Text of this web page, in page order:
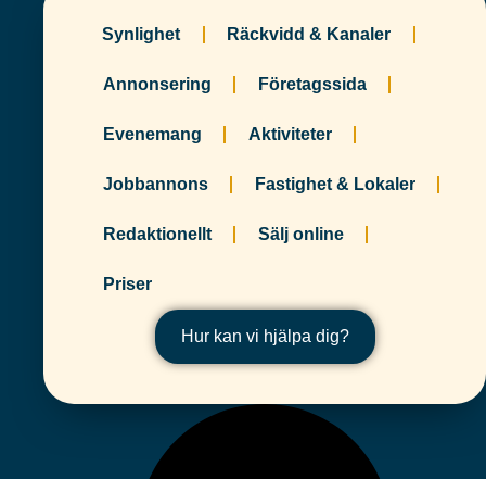
Synlighet Räckvidd & Kanaler
Annonsering Företagssida
Evenemang Aktiviteter
Jobbannons Fastighet & Lokaler
Redaktionellt Sälj online
Priser
Hur kan vi hjälpa dig?